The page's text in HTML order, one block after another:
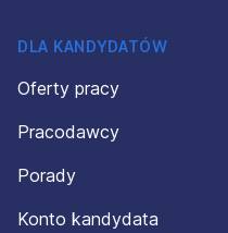
DLA KANDYDATÓW
Oferty pracy
Pracodawcy
Porady
Konto kandydata